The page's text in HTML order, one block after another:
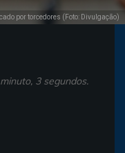
por torcedores (Foto: Divulgação)
3 segundos.